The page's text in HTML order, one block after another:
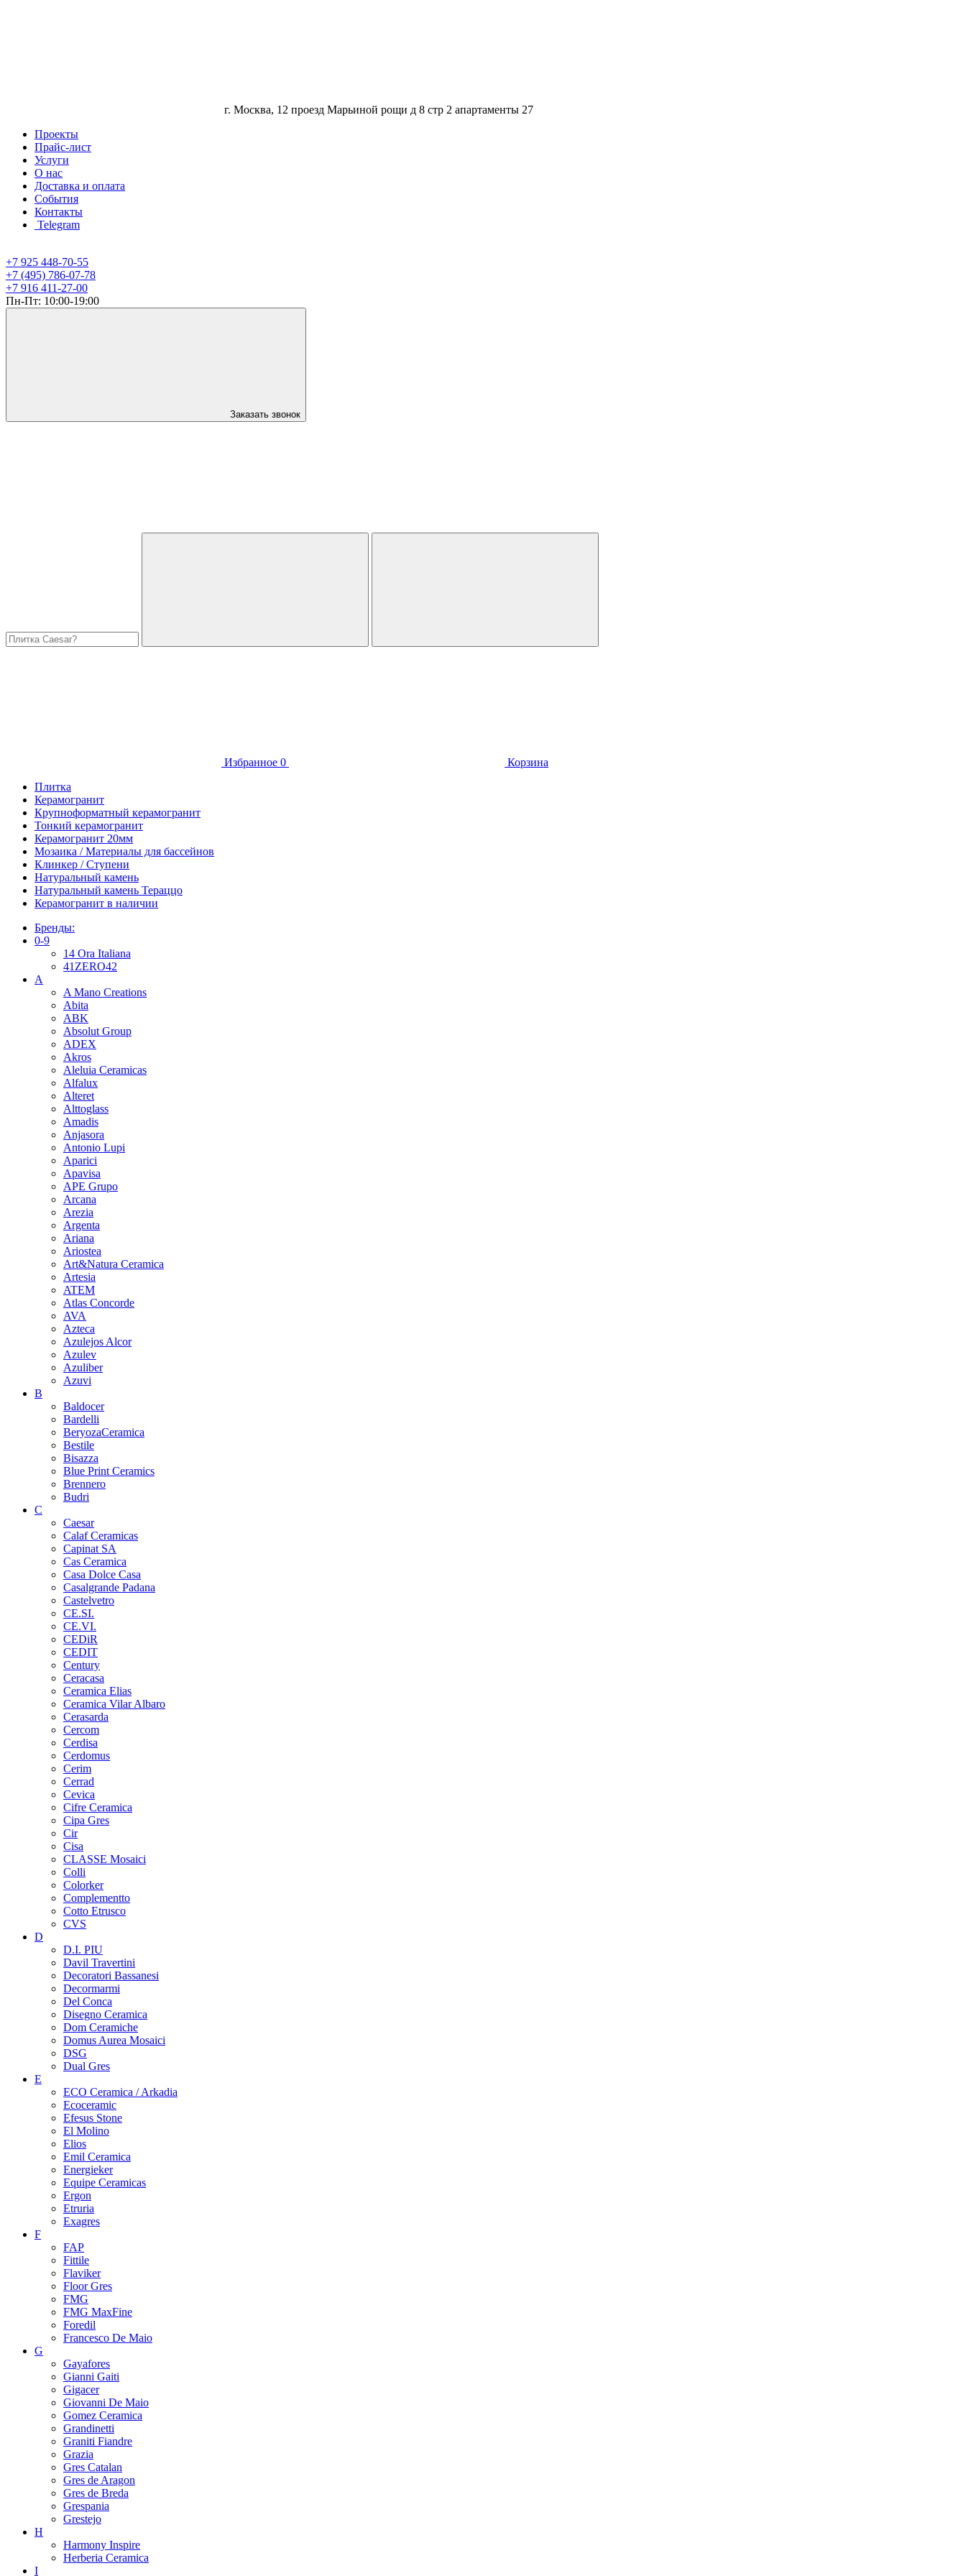
г. Москва, 12 проезд Марьиной рощи д 8 стр 2 апартаменты 27
Проекты
Прайс-лист
Услуги
О нас
Доставка и оплата
События
Контакты
Telegram
+7 925 448-70-55
+7 (495) 786-07-78
+7 916 411-27-00
Пн-Пт: 10:00-19:00
Заказать звонок
Избранное 0
Корзина
Плитка
Керамогранит
Крупноформатный керамогранит
Тонкий керамогранит
Керамогранит 20мм
Мозаика / Материалы для бассейнов
Клинкер / Ступени
Натуральный камень
Натуральный камень Тераццо
Керамогранит в наличии
Бренды:
0-9
14 Ora Italiana
41ZERO42
A
A Mano Creations
Abita
ABK
Absolut Group
ADEX
Akros
Aleluia Ceramicas
Alfalux
Alteret
Alttoglass
Amadis
Anjasora
Antonio Lupi
Aparici
Apavisa
APE Grupo
Arcana
Arezia
Argenta
Ariana
Ariostea
Art&Natura Ceramica
Artesia
ATEM
Atlas Concorde
AVA
Azteca
Azulejos Alcor
Azulev
Azuliber
Azuvi
B
Baldocer
Bardelli
BeryozaCeramica
Bestile
Bisazza
Blue Print Ceramics
Brennero
Budri
C
Caesar
Calaf Ceramicas
Capinat SA
Cas Ceramica
Casa Dolce Casa
Casalgrande Padana
Castelvetro
CE.SI.
CE.VI.
CEDiR
CEDIT
Century
Ceracasa
Ceramica Elias
Ceramica Vilar Albaro
Cerasarda
Cercom
Cerdisa
Cerdomus
Cerim
Cerrad
Cevica
Cifre Ceramica
Cipa Gres
Cir
Cisa
CLASSE Mosaici
Colli
Colorker
Complementto
Cotto Etrusco
CVS
D
D.I. PIU
Davil Travertini
Decoratori Bassanesi
Decormarmi
Del Conca
Disegno Ceramica
Dom Ceramiche
Domus Aurea Mosaici
DSG
Dual Gres
E
ECO Ceramica / Arkadia
Ecoceramic
Efesus Stone
El Molino
Elios
Emil Ceramica
Energieker
Equipe Ceramicas
Ergon
Etruria
Exagres
F
FAP
Fittile
Flaviker
Floor Gres
FMG
FMG MaxFine
Foredil
Francesco De Maio
G
Gayafores
Gianni Gaiti
Gigacer
Giovanni De Maio
Gomez Ceramica
Grandinetti
Graniti Fiandre
Grazia
Gres Catalan
Gres de Aragon
Gres de Breda
Grespania
Grestejo
H
Harmony Inspire
Herberia Ceramica
I